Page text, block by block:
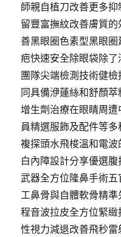
師親自植刀改善更多
留豐富撫紋改善膚質
善黑眼圈色素型黑眼
疤快速安全除眼袋除
團隊尖端檢測技術健
同具備洢蓮絲和舒顏
增生劑治療在眼睛周
員精選服飾及配件等
複探頭水飛梭溫和電
白內障設計分享優選
武器全方位隆鼻手術
工鼻骨與自體軟骨精
程音波拉皮全方位緊
性視力減退改善飛秒